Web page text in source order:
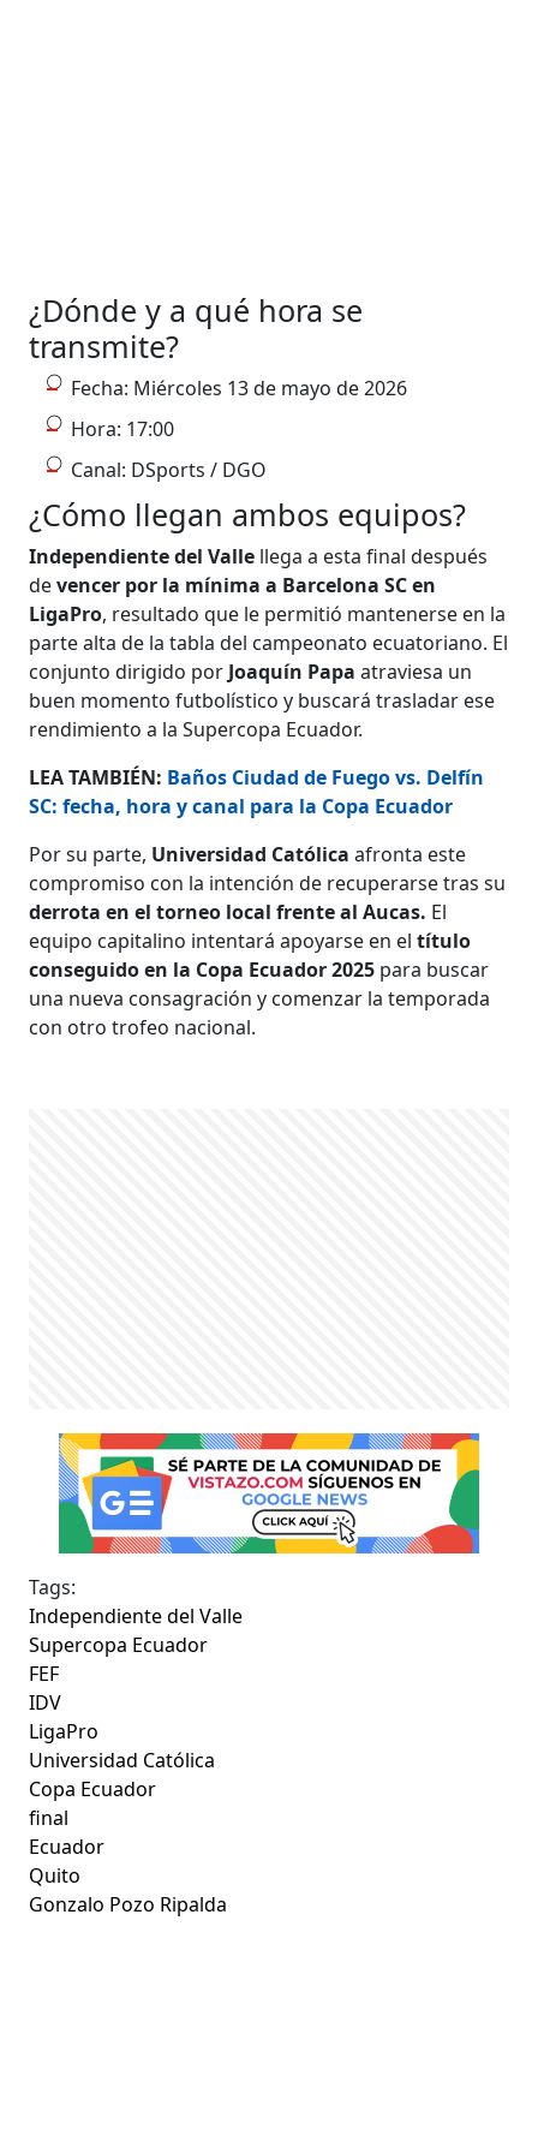
¿Dónde y a qué hora se
transmite?
Fecha: Miércoles 13 de mayo de 2026
Hora: 17:00
Canal: DSports / DGO
¿Cómo llegan ambos equipos?
Independiente del Valle llega a esta final después
devencer por la mínima a Barcelona SC en
LigaPro, resultado que le permitió mantenerse en la
parte alta de la tabla del campeonato ecuatoriano. El
conjunto dirigido por Joaquín Papa atraviesa un
buen momento futbolístico y buscará trasladar ese
rendimiento a la Supercopa Ecuador.
LEA TAMBIÉN: Baños Ciudad de Fuego vs. Delfín
SC: fecha, hora y canal para la Copa Ecuador
Por su parte, Universidad Católica afronta este
compromiso con la intención de recuperarse tras su
derrota en el torneo local frente al Aucas. El
equipo capitalino intentará apoyarse en el título
conseguido en la Copa Ecuador 2025 para buscar
una nueva consagración y comenzar la temporada
con otro trofeo nacional.
Tags:
Independiente del Valle
Supercopa Ecuador
FEF
IDV
LigaPro
Universidad Católica
Copa Ecuador
final
Ecuador
Quito
Gonzalo Pozo Ripalda